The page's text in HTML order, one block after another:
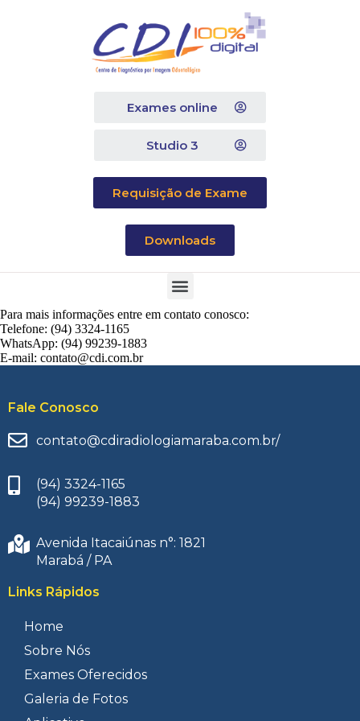
Exames online
Studio 3
Requisição de Exame
Downloads
Para mais informações entre em contato conosco:
Telefone: (94) 3324-1165
WhatsApp: (94) 99239-1883
E-mail: contato@cdi.com.br
Fale Conosco
contato@cdiradiologiamaraba.com.br/
(94) 3324-1165
(94) 99239-1883
Avenida Itacaiúnas n°: 1821
Marabá / PA
Links Rápidos
Home
Sobre Nós
Exames Oferecidos
Galeria de Fotos